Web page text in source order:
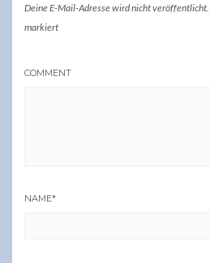
Deine E-Mail-Adresse wird nicht veröffentlicht.
markiert
COMMENT
NAME*